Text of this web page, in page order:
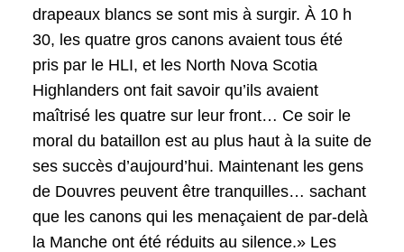
drapeaux blancs se sont mis à surgir. À 10 h
30, les quatre gros canons avaient tous été
pris par le HLI, et les North Nova Scotia
Highlanders ont fait savoir qu’ils avaient
maîtrisé les quatre sur leur front… Ce soir le
moral du bataillon est au plus haut à la suite de
ses succès d’aujourd’hui. Maintenant les gens
de Douvres peuvent être tranquilles… sachant
que les canons qui les menaçaient de par-delà
la Manche ont été réduits au silence.» Les